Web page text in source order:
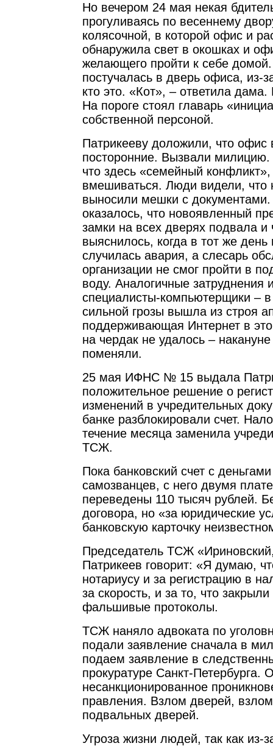
Но вечером 24 мая некая
прогуливаясь по весеннему
колясочной, в которой офис и
обнаружила свет в окошках и
желающего пройти к себе
постучалась в дверь офиса, из-
кто это. «Кот», – ответила
На пороге стоял главарь
собственной персоной.
Патрикееву доложили, что офис
посторонние. Вызвали
что здесь «семейный
вмешиваться. Люди видели, что
выносили мешки с
оказалось, что новоявленный
замки на всех дверях подвала и
выяснилось, когда в тот же
случилась авария, а слесарь
организации не смог пройти в
воду. Аналогичные затруднения
специалисты-компьютерщики – в
сильной грозы вышла из строя
поддерживающая Интернет в
на чердак не удалось –
поменяли.
25 мая ИФНС № 15 выдала
положительное решение о
изменений в учредительных
банке разблокировали счет.
течение месяца заменила
ТСЖ.
Пока банковский счет с
самозванцев, с него двумя
переведены 110 тысяч рублей.
договора, но «за юридические
банковскую карточку
Председатель ТСЖ
Патрикеев говорит: «Я думаю,
нотариусу и за регистрацию в
за скорость, и за то, что закрыли
фальшивые протоколы.
ТСЖ наняло адвоката по
подали заявление сначала в
подаем заявление в
прокуратуре Санкт-Петербурга.
несанкционированное
правления. Взлом дверей,
подвальных дверей.
Угроза жизни людей, так как из-